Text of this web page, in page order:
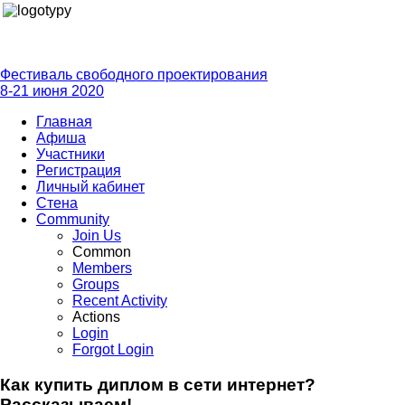
Фестиваль свободного проектирования
8-21 июня 2020
Главная
Афиша
Участники
Регистрация
Личный кабинет
Стена
Community
Join Us
Common
Members
Groups
Recent Activity
Actions
Login
Forgot Login
Как купить диплом в сети интернет?